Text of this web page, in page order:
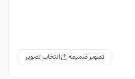
تصویر ضمیمه